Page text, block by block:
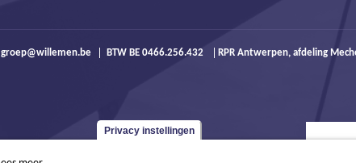
groep@willemen.be BTW BE 0466.256.432 RPR Antwerpen, afdeling
Privacy instellingen